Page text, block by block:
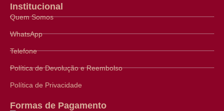
Institucional
Quem Somos
WhatsApp
Telefone
Política de Devolução e Reembolso
Política de Privacidade
Formas de Pagamento